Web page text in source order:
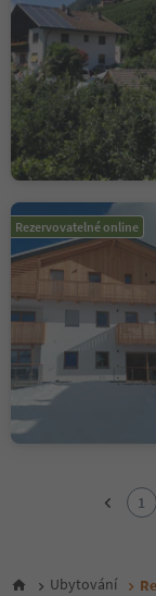
Rezervovatelné online
6
1
Ubytování